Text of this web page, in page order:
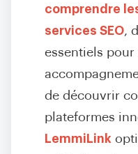
comprendre
services SEO,
essentiels
de découvrir
plateformes
LemmiLink